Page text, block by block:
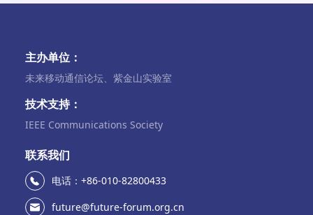
主办单位：
未来移动通信论坛、紫金山实验室
技术支持：
IEEE Communications Society
联系我们
电话：+86-010-82800433
future@future-forum.org.cn